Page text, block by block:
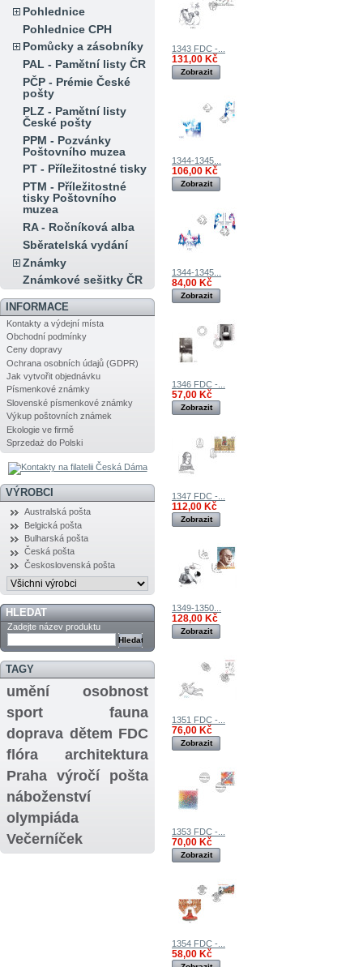
Pohlednice
Pohlednice CPH
Pomůcky a zásobníky
PAL - Pamětní listy ČR
PČP - Prémie České
pošty
PLZ - Pamětní listy
České pošty
PPM - Pozvánky
Poštovního muzea
PT - Příležitostné tisky
PTM - Příležitostné
tisky Poštovního
muzea
RA - Ročníková alba
Sběratelská vydání
Známky
Známkové sešitky ČR
INFORMACE
Kontakty a výdejní místa
Obchodní podmínky
Ceny dopravy
Ochrana osobních údajů (GDPR)
Jak vytvořit objednávku
Písmenkové známky
Slovenské písmenkové známky
Výkup poštovních známek
Ekologie ve firmě
Sprzedaż do Polski
VÝROBCI
Australská pošta
Belgická pošta
Bulharská pošta
Česká pošta
Československá pošta
HLEDAT
Zadejte název produktu
TAGY
umění
osobnost
sport
fauna
doprava dětem FDC
flóra
architektura
Praha
výročí
pošta
náboženství
olympiáda
Večerníček
1343 FDC -...
131,00 Kč
Zobrazit
1344-1345...
106,00 Kč
Zobrazit
1344-1345...
84,00 Kč
Zobrazit
1346 FDC -...
57,00 Kč
Zobrazit
1347 FDC -...
112,00 Kč
Zobrazit
1349-1350...
128,00 Kč
Zobrazit
1351 FDC -...
76,00 Kč
Zobrazit
1353 FDC -...
70,00 Kč
Zobrazit
1354 FDC -...
58,00 Kč